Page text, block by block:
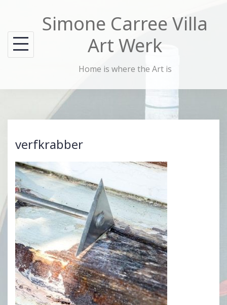
content
Simone Carree Villa
Art Werk
Home is where the Art is
verfkrabber